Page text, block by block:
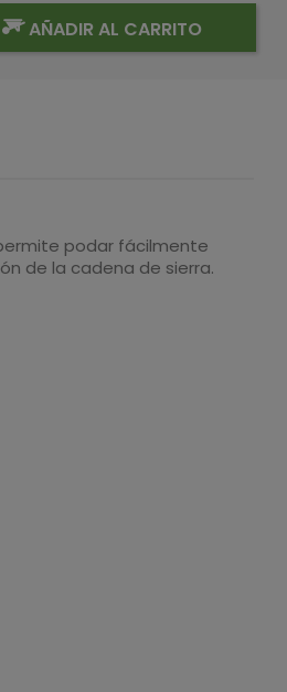
AÑADIR AL CARRITO
podar fácilmente
de la cadena de sierra.